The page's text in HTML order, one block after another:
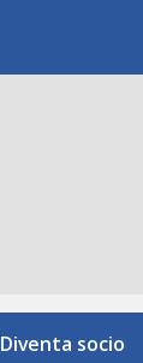
Diventa socio